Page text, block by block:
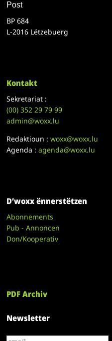
Post
BP 684
L-2016 Lëtzebuerg
Kontakt
Sekretariat :
(00)352 29 79 99
admin@woxx.lu
Redaktioun :woxx@woxx.lu
Agenda :agenda@woxx.lu
D’woxx ënnerstëtzen
Abonnements
Pub - Annoncen
Don/Kooperativ
PDF Archiv
Newsletter